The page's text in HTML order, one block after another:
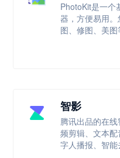
PhotoKit是一个
器，方便易用
图、修图、美图
智影
腾讯出品的在
频剪辑、文本
字人播报、智